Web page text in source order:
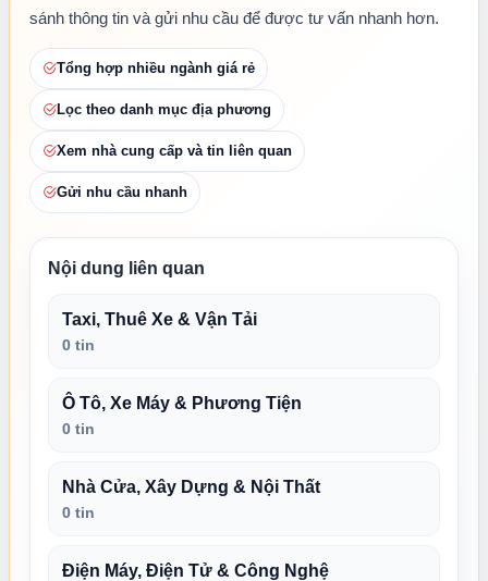
sánh thông tin và gửi nhu cầu để được tư vấn nhanh hơn.
Tổng hợp nhiều ngành giá rẻ
Lọc theo danh mục địa phương
Xem nhà cung cấp và tin liên quan
Gửi nhu cầu nhanh
Nội dung liên quan
Taxi, Thuê Xe & Vận Tải
0 tin
Ô Tô, Xe Máy & Phương Tiện
0 tin
Nhà Cửa, Xây Dựng & Nội Thất
0 tin
Điện Máy, Điện Tử & Công Nghệ